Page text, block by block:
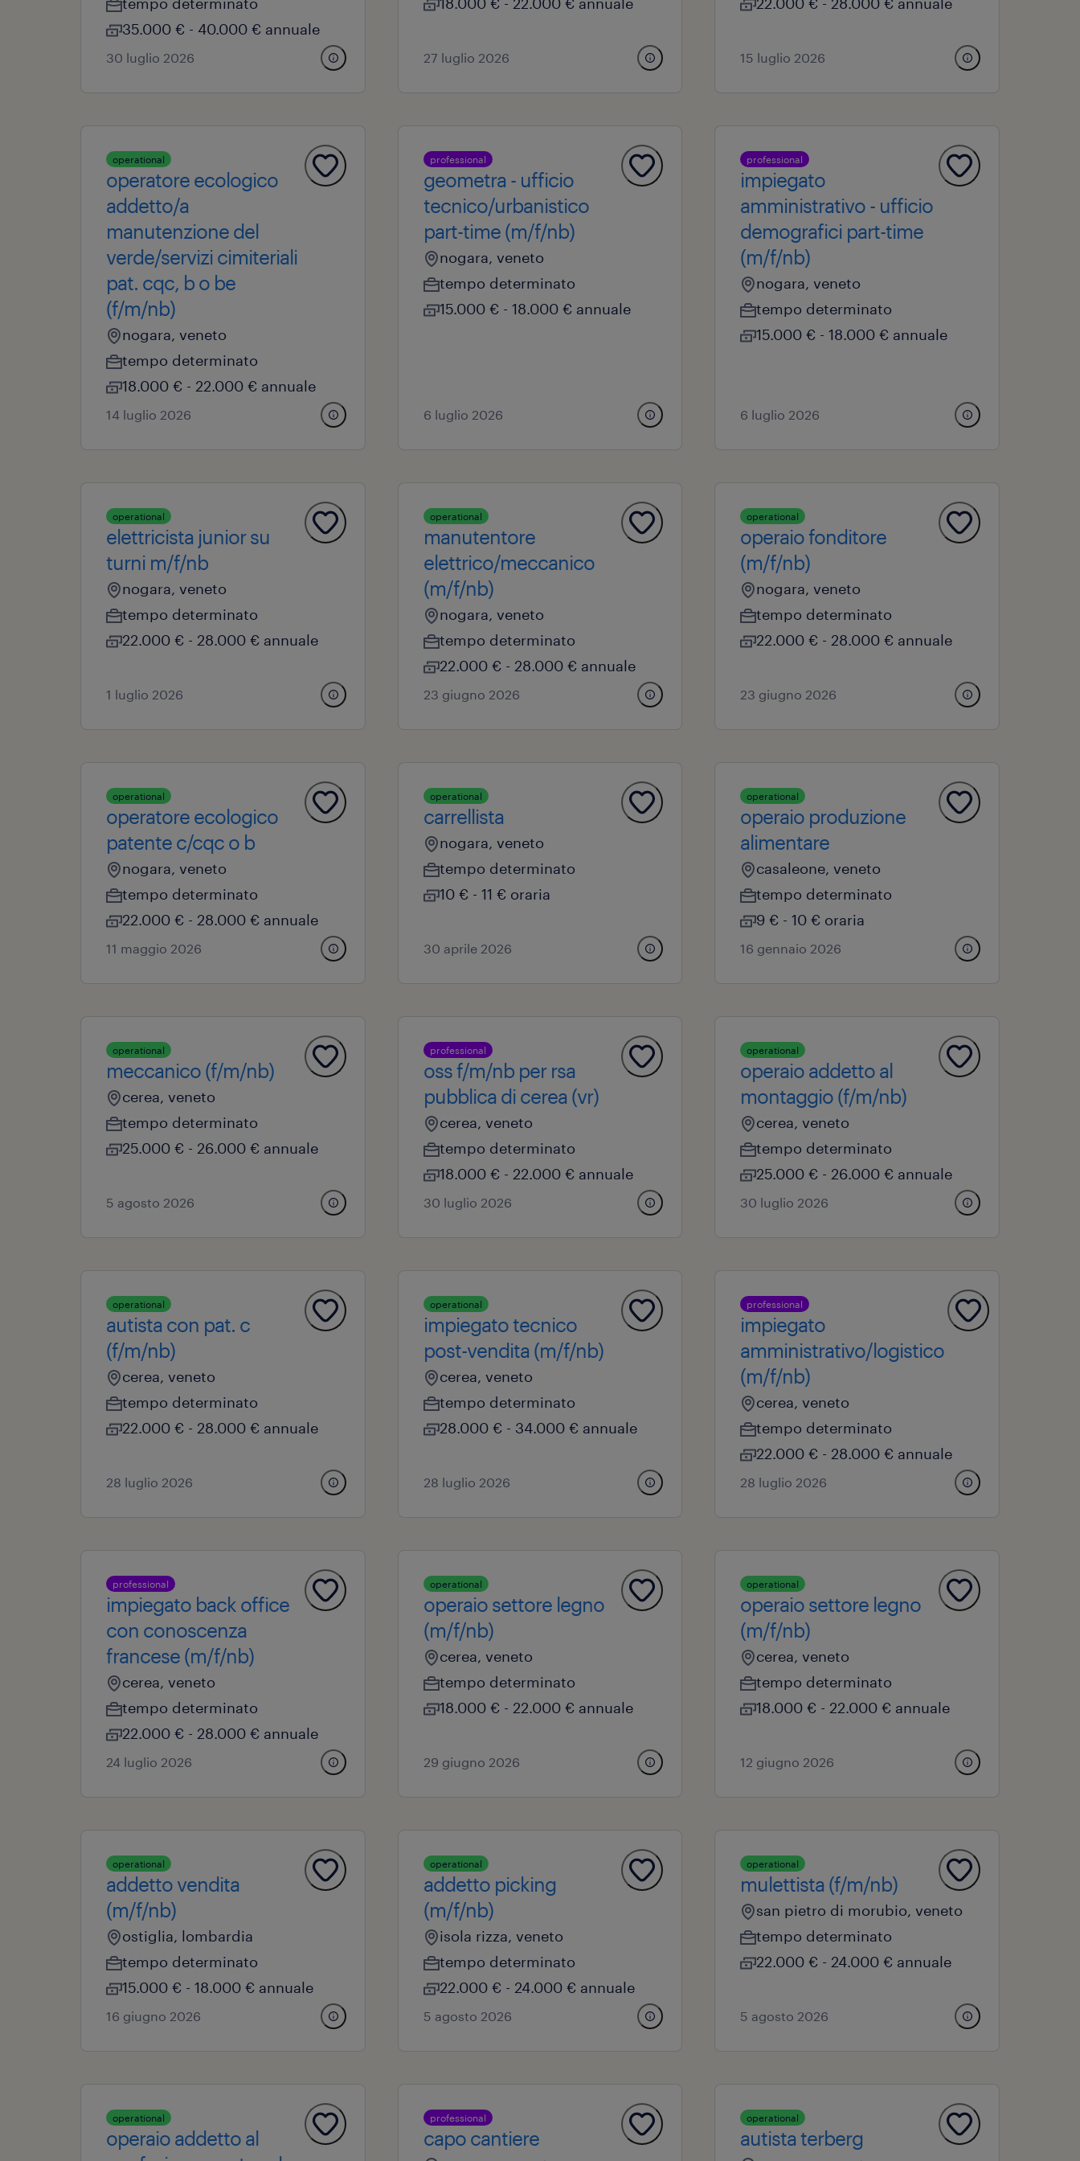
35.000 € - 40.000 € annuale
30 luglio 2026 27 luglio 2026 15 luglio 2026
operational
operatore ecologico
addetto/a
manutenzione del
verde/servizi cimiteriali
pat. cqc, b o be
(f/m/nb)
nogara, veneto
tempo determinato
18.000 € - 22.000 € annuale
14 luglio 2026
professional
geometra - ufficio
tecnico/urbanistico
part-time (m/f/nb)
nogara, veneto
tempo determinato
15.000 € - 18.000 € annuale
6 luglio 2026
professional
impiegato
amministrativo - ufficio
demografici part-time
(m/f/nb)
nogara, veneto
tempo determinato
15.000 € - 18.000 € annuale
6 luglio 2026
operational
elettricista junior su
turni m/f/nb
nogara, veneto
tempo determinato
22.000 € - 28.000 € annuale
1 luglio 2026
operational
manutentore
elettrico/meccanico
(m/f/nb)
nogara, veneto
tempo determinato
22.000 € - 28.000 € annuale
23 giugno 2026
operational
operaio fonditore
(m/f/nb)
nogara, veneto
tempo determinato
22.000 € - 28.000 € annuale
23 giugno 2026
operational
operatore ecologico
patente c/cqc o b
nogara, veneto
tempo determinato
22.000 € - 28.000 € annuale
11 maggio 2026
operational
carrellista
nogara, veneto
tempo determinato
10 € - 11 € oraria
30 aprile 2026
operational
operaio produzione
alimentare
casaleone, veneto
tempo determinato
9 € - 10 € oraria
16 gennaio 2026
operational
meccanico (f/m/nb)
cerea, veneto
tempo determinato
25.000 € - 26.000 € annuale
5 agosto 2026
professional
oss f/m/nb per rsa
pubblica di cerea (vr)
cerea, veneto
tempo determinato
18.000 € - 22.000 € annuale
30 luglio 2026
operational
operaio addetto al
montaggio (f/m/nb)
cerea, veneto
tempo determinato
25.000 € - 26.000 € annuale
30 luglio 2026
operational
autista con pat. c
(f/m/nb)
cerea, veneto
tempo determinato
22.000 € - 28.000 € annuale
28 luglio 2026
operational
impiegato tecnico
post-vendita (m/f/nb)
cerea, veneto
tempo determinato
28.000 € - 34.000 € annuale
28 luglio 2026
professional
impiegato
amministrativo/logistico
(m/f/nb)
cerea, veneto
tempo determinato
22.000 € - 28.000 € annuale
28 luglio 2026
professional
impiegato back office
con conoscenza
francese (m/f/nb)
cerea, veneto
tempo determinato
22.000 € - 28.000 € annuale
24 luglio 2026
operational
operaio settore legno
(m/f/nb)
cerea, veneto
tempo determinato
18.000 € - 22.000 € annuale
29 giugno 2026
operational
operaio settore legno
(m/f/nb)
cerea, veneto
tempo determinato
18.000 € - 22.000 € annuale
12 giugno 2026
operational
addetto vendita
(m/f/nb)
ostiglia, lombardia
tempo determinato
15.000 € - 18.000 € annuale
16 giugno 2026
operational
addetto picking
(m/f/nb)
isola rizza, veneto
tempo determinato
22.000 € - 24.000 € annuale
5 agosto 2026
operational
mulettista (f/m/nb)
san pietro di morubio, veneto
tempo determinato
22.000 € - 24.000 € annuale
5 agosto 2026
operational
operaio addetto al
professional
capo cantiere
operational
autista terberg